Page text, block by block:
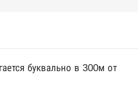
буквально в 300м от